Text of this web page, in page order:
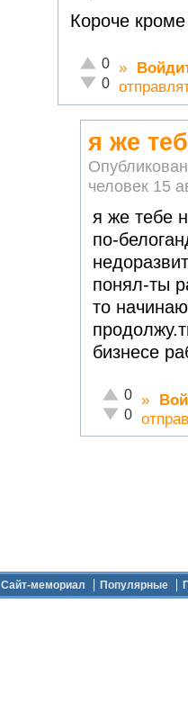
Короче
Отлично!
0
Неадекватно!
0
»
я же
человек 15
я же тебе
по-
понял-ты
то
бизнесе
Отлично!
0
Неадекватно!
0
»
Сайт-мемориал Популярные